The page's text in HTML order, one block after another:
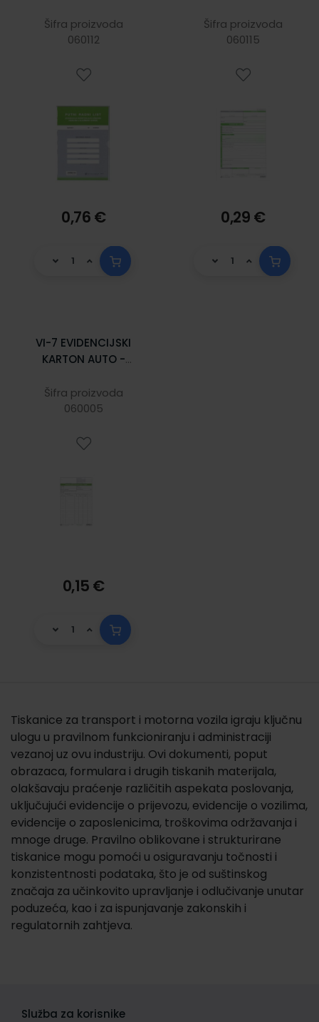
s PVC omotom,
14,5 x 20,5 cm
Šifra proizvoda
060112
0,76 €
Šifra proizvoda
060115
0,29 €
VI-7 EVIDENCIJSKI
KARTON AUTO -
x 21 cm
Šifra proizvoda
060005
0,15 €
Tiskanice za transport i motorna vozila igraju ključnu
ulogu u pravilnom funkcioniranju i administraciji
vezanoj uz ovu industriju. Ovi dokumenti, poput
obrazaca, formulara i drugih tiskanih materijala,
olakšavaju praćenje različitih aspekata poslovanja,
uključujući evidencije o prijevozu, evidencije o vozilima,
evidencije o zaposlenicima, troškovima održavanja i
mnoge druge. Pravilno oblikovane i strukturirane
tiskanice mogu pomoći u osiguravanju točnosti i
konzistentnosti podataka, što je od suštinskog
značaja za učinkovito upravljanje i odlučivanje unutar
poduzeća, kao i za ispunjavanje zakonskih i
regulatornih zahtjeva.
Služba za korisnike